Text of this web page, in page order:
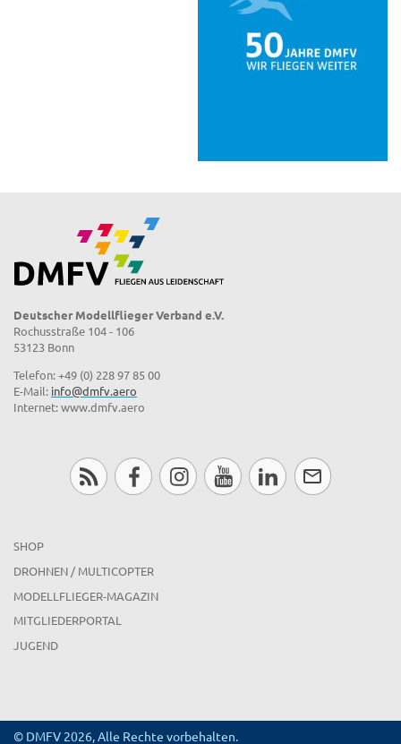
Deutscher Modellflieger Verband e.V.
Rochusstraße 104 - 106
53123 Bonn
Telefon: +49 (0) 228 97 85 00
E-Mail: info@dmfv.aero
Internet: www.dmfv.aero
SHOP
DROHNEN / MULTICOPTER
MODELLFLIEGER-MAGAZIN
MITGLIEDERPORTAL
JUGEND
© DMFV 2026, Alle Rechte vorbehalten.